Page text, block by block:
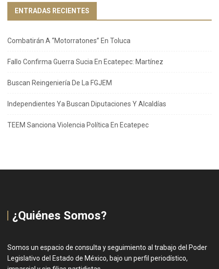
ENTRADAS RECIENTES
Combatirán A “Motorratones” En Toluca
Fallo Confirma Guerra Sucia En Ecatepec: Martínez
Buscan Reingeniería De La FGJEM
Independientes Ya Buscan Diputaciones Y Alcaldías
TEEM Sanciona Violencia Política En Ecatepec
¿Quiénes Somos?
Somos un espacio de consulta y seguimiento al trabajo del Poder
Legislativo del Estado de México, bajo un perfil periodístico,